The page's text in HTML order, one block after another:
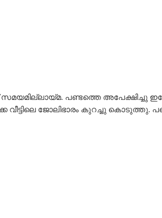
സമയമില്ലായ്മ. പണ്ടത്തെ
ജോലിഭാരം കുറച്ചു കൊടുത്തു.